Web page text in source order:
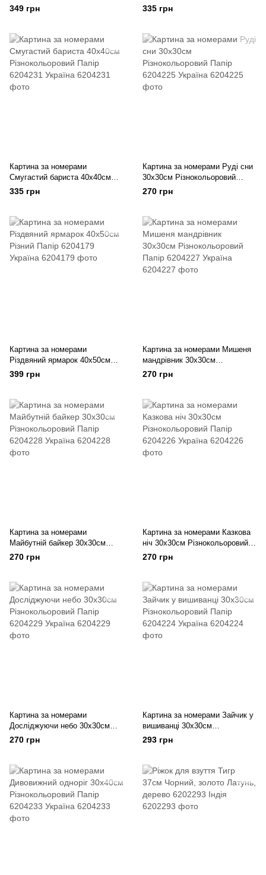
Папір 6204177 Україна
349 грн
Різнокольоровий Папір 6204232
Україна
335 грн
Картина за номерами
Смугастий бариста 40х40см
Різнокольоровий Папір 6204231
Україна
335 грн
Картина за номерами Руді сни
30х30см Різнокольоровий
Папір 6204225 Україна
270 грн
Картина за номерами
Різдвяний ярмарок 40х50см
Різний Папір 6204179 Україна
399 грн
Картина за номерами Мишеня
мандрівник 30х30см
Різнокольоровий Папір 6204227
Україна
270 грн
Картина за номерами
Майбутній байкер 30х30см
Різнокольоровий Папір 6204228
Україна
270 грн
Картина за номерами Казкова
ніч 30х30см Різнокольоровий
Папір 6204226 Україна
270 грн
Картина за номерами
Досліджуючи небо 30х30см
Різнокольоровий Папір 6204229
Україна
270 грн
Картина за номерами Зайчик у
вишиванці 30х30см
Різнокольоровий Папір 6204224
Україна
293 грн